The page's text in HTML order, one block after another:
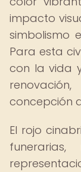
impacto
simbolismo
Para esta
con la vida
concepción
El rojo